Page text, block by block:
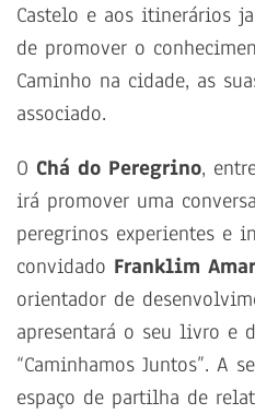
Castelo e aos itinerários
de promover o
Caminho na cidade, as
associado.
O Chá do Peregrino,
irá promover uma
peregrinos experientes e
convidado Franklim
orientador de
apresentará o seu livro e
“Caminhamos Juntos”. A
espaço de partilha de